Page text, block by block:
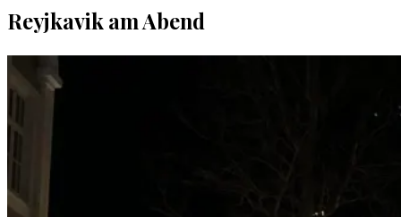
Reyjkavik am Abend